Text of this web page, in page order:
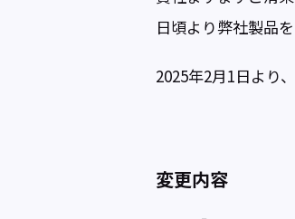
日頃より弊社製品
2025年2月1日より
変更内容